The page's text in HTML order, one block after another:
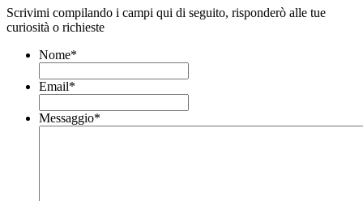
Scrivimi compilando i campi qui di seguito, risponderò alle tue
curiosità o richieste
Nome*
Email*
Messaggio*